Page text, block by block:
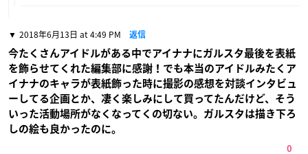
2018年6月13日 at 4:49 PM 返信
今たくさんアイドルがある中でアイナナにガルスタ最後を表紙
を飾らせてくれた編集部に感謝！でも本当のアイドルみたくア
イナナのキャラが表紙飾った時に撮影の感想を対談インタビュ
ーしてる企画とか、凄く楽しみにして買ってたんだけど、そう
いった活動場所がなくなってくの切ない。ガルスタは描き下ろ
しの絵も良かったのに。
0